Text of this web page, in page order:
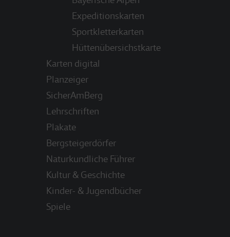
Expeditionskarten
Sportkletterkarten
Hüttenübersichstkarte
Karten digital
Planzeiger
SicherAmBerg
Lehrschriften
Plakate
Bergsteigerdörfer
Naturkundliche Führer
Kultur & Geschichte
Kinder- & Jugendbücher
Spiele